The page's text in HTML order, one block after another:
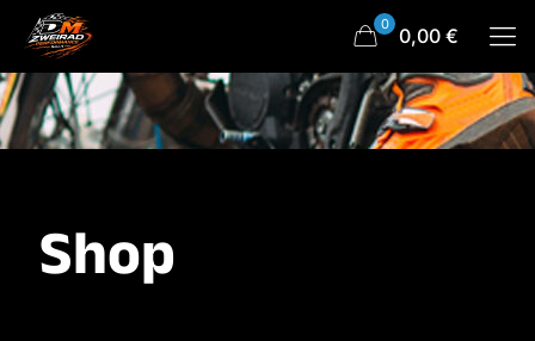
0 0,00 €
Shop